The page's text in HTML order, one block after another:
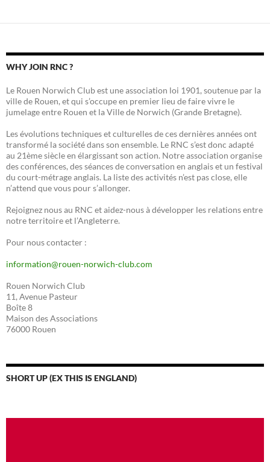
WHY JOIN RNC ?
Le Rouen Norwich Club est une association loi 1901, soutenue par la
ville de Rouen, et qui s’occupe en premier lieu de faire vivre le
jumelage entre Rouen et la Ville de Norwich (Grande Bretagne).
Les évolutions techniques et culturelles de ces dernières années ont
transformé la société dans son ensemble. Le RNC s’est donc adapté
au 21ème siècle en élargissant son action. Notre association organise
des conférences, des séances de conversation en anglais et un festival
du court-métrage anglais. La liste des activités n’est pas close, elle
n’attend que vous pour s’allonger.
Rejoignez nous au RNC et aidez-nous à développer les relations entre
notre territoire et l’Angleterre.
Pour nous contacter :
information@rouen-norwich-club.com
Rouen Norwich Club
11, Avenue Pasteur
Boîte 8
Maison des Associations
76000 Rouen
SHORT UP (EX THIS IS ENGLAND)